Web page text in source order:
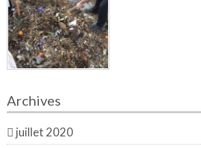
Archives
juillet 2020